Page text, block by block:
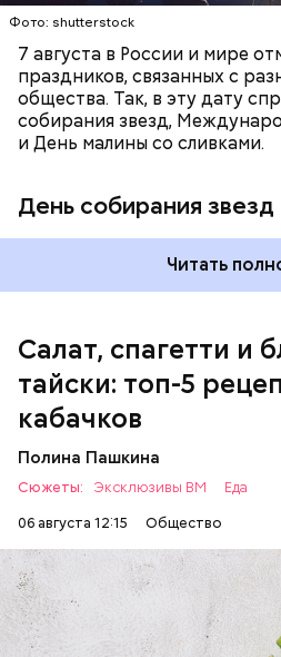
Фото: shutterstock
7 августа в России и мире
праздников, связанных с
общества. Так, в эту дату
собирания звезд,
и День малины со сливками.
День собирания звезд
Читать
Салат, спагетти и
тайски: топ-5
кабачков
Полина Пашкина
Сюжеты: Эксклюзивы ВМ
Еда
06 августа 12:15
Общество
Ингредиенты:
кабачок;
петрушка;
оливковое масло;